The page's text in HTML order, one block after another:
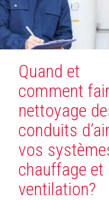
Quand et
comment
nettoyage
conduits
vos
chauffage et
ventilation?